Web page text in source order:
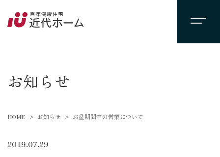
お知らせ
HOME お知らせ お盆期間中の営業について
2019.07.29